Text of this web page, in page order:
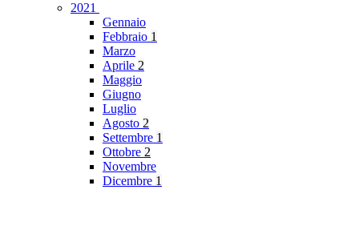
2021
Gennaio
Febbraio 1
Marzo
Aprile 2
Maggio
Giugno
Luglio
Agosto 2
Settembre 1
Ottobre 2
Novembre
Dicembre 1